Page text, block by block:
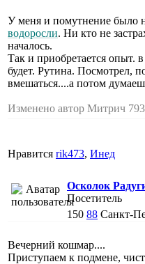
У меня и помутнение было
водоросли. Ни кто не
началось.
Так и приобретается опыт.
будет. Рутина. Посмотрел,
вмешаться....а потом
Изменено автор Митрич 793
Нравится rik473, Инед
Осколок
Посетитель
150 88 Санкт-
Вечерний кошмар....
Приступаем к подмене,